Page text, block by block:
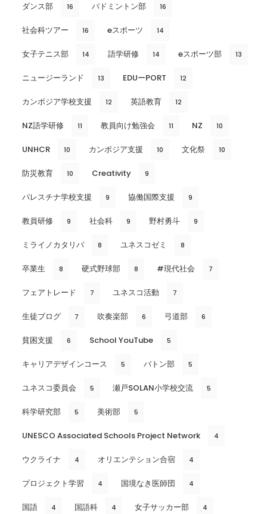
ダンス部 16 バドミントン部 16
社会科ツアー 16 eスポーツ 14
女子テニス部 14 語学研修 14 eスポーツ部 13
ニュージーランド 13 EDUーPORT 12
カンボジア学校支援 12 英語教育 12
NZ語学研修 11 教員向け勉強会 11 NZ 10
UNHCR 10 カンボジア支援 10 文化祭 10
防災教育 10 Creativity 9
パレスチナ学校支援 9 協働国際支援 9
教員研修 9 社会科 9 野村勇斗 9
ミライノカタリバ 8 ユネスコゼミ 8
卒業生 8 硬式野球部 8 #現代社会 7
フェアトレード 7 ユネスコ活動 7
生徒ブログ 7 吹奏楽部 6 弓道部 6
貧困支援 6 School YouTube 5
キャリアデザインコース 5 バトン部 5
ユネスコ委員会 5 瀬戸SOLAN小学校交流 5
科学研究部 5 美術部 5
UNESCO Associated Schools Project Network 4
ウクライナ 4 オリエンテション合宿 4
プロジェクト学習 4 国境なき医師団 4
国語 4 国語科 4 女子サッカー部 4